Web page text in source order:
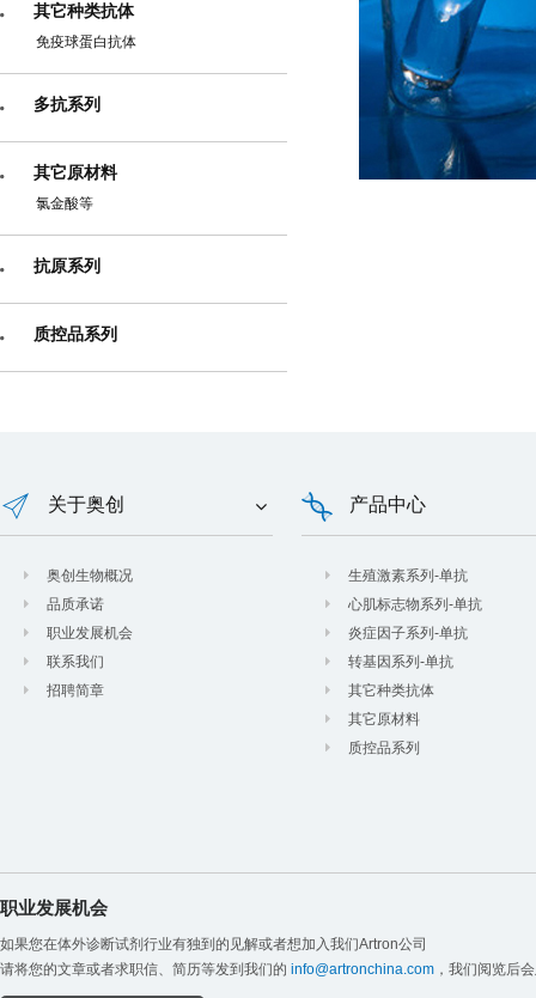
其它种类抗体
免疫球蛋白抗体
多抗系列
其它原材料
氯金酸等
抗原系列
质控品系列
关于奥创
奥创生物概况
品质承诺
职业发展机会
联系我们
招聘简章
产品中心
生殖激素系列-单抗
心肌标志物系列-单抗
炎症因子系列-单抗
转基因系列-单抗
其它种类抗体
其它原材料
质控品系列
职业发展机会
如果您在体外诊断试剂行业有独到的见解或者想加入我们Artron公司
请将您的文章或者求职信、简历等发到我们的 info@artronchina.com ，我们阅览后